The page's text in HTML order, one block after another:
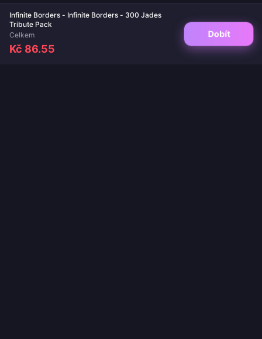
Infinite Borders - Infinite Borders - 300 Jades
Tribute Pack
Celkem
Kč 86.55
Dobít